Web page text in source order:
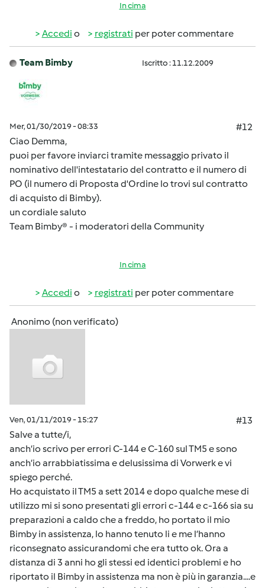
In cima
Accedi o registrati per poter commentare
Team Bimby Iscritto : 11.12.2009
Mer, 01/30/2019 - 08:33
#12
Ciao Demma,
puoi per favore inviarci tramite messaggio privato il
nominativo dell'intestatario del contratto e il numero di
PO (il numero di Proposta d'Ordine lo trovi sul contratto
di acquisto di Bimby).
un cordiale saluto
Team Bimby® - i moderatori della Community
In cima
Accedi o registrati per poter commentare
Anonimo (non verificato)
Ven, 01/11/2019 - 15:27
#13
Salve a tutte/i,
anch’io scrivo per errori C-144 e C-160 sul TM5 e sono
anch’io arrabbiatissima e delusissima di Vorwerk e vi
spiego perché.
Ho acquistato il TM5 a sett 2014 e dopo qualche mese di
utilizzo mi si sono presentati gli errori c-144 e c-166 sia su
preparazioni a caldo che a freddo, ho portato il mio
Bimby in assistenza, lo hanno tenuto li e me l’hanno
riconsegnato assicurandomi che era tutto ok. Ora a
distanza di 3 anni ho gli stessi ed identici problemi e ho
riportato il Bimby in assistenza ma non è più in garanzia....e